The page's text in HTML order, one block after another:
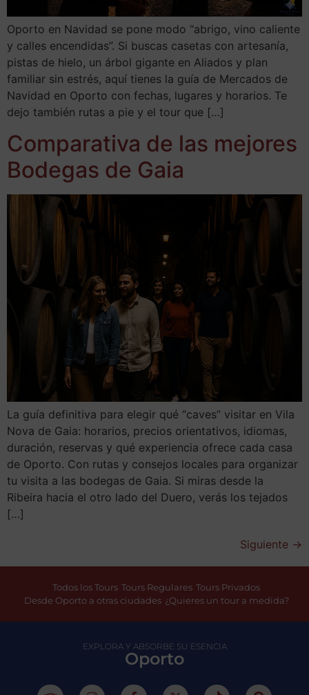
Oporto en Navidad se pone modo “abrigo, vino caliente
y calles encendidas”. Si buscas casetas con artesanía,
pistas de hielo, un árbol gigante en Aliados y plan
familiar sin estrés, aquí tienes la guía de Mercados de
Navidad en Oporto con fechas, lugares y horarios. Te
dejo también rutas a pie y el tour que […]
Comparativa de las mejores
Bodegas de Gaia
La guía definitiva para elegir qué “caves” visitar en Vila
Nova de Gaia: horarios, precios orientativos, idiomas,
duración, reservas y qué experiencia ofrece cada casa
de Oporto. Con rutas y consejos locales para organizar
tu visita a las bodegas de Gaia. Si miras desde la
Ribeira hacia el otro lado del Duero, verás los tejados
[…]
Siguiente →
Todos los Tours Tours Regulares Tours Privados
Desde Oporto a otras ciudades ¿Quieres un tour a medida?
EXPLORA Y ABSORBE SU ESENCIA
Oporto